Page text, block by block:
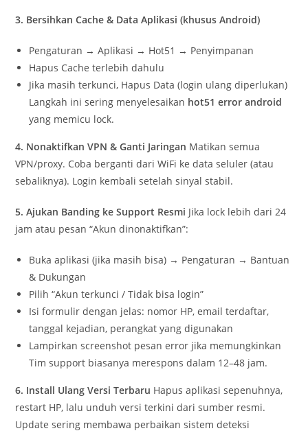
3. Bersihkan Cache & Data Aplikasi (khusus Android)
Pengaturan → Aplikasi → Hot51 → Penyimpanan
Hapus Cache terlebih dahulu
Jika masih terkunci, Hapus Data (login ulang diperlukan)
Langkah ini sering menyelesaikan hot51 error android
yang memicu lock.
4. Nonaktifkan VPN & Ganti Jaringan Matikan semua
VPN/proxy. Coba berganti dari WiFi ke data seluler (atau
sebaliknya). Login kembali setelah sinyal stabil.
5. Ajukan Banding ke Support Resmi Jika lock lebih dari 24
jam atau pesan “Akun dinonaktifkan”:
Buka aplikasi (jika masih bisa) → Pengaturan → Bantuan
& Dukungan
Pilih “Akun terkunci / Tidak bisa login”
Isi formulir dengan jelas: nomor HP, email terdaftar,
tanggal kejadian, perangkat yang digunakan
Lampirkan screenshot pesan error jika memungkinkan
Tim support biasanya merespons dalam 12–48 jam.
6. Install Ulang Versi Terbaru Hapus aplikasi sepenuhnya,
restart HP, lalu unduh versi terkini dari sumber resmi.
Update sering membawa perbaikan sistem deteksi